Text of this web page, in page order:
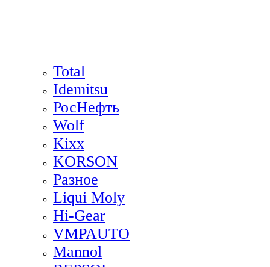
Total
Idemitsu
РосНефть
Wolf
Kixx
KORSON
Разное
Liqui Moly
Hi-Gear
VMPAUTO
Mannol